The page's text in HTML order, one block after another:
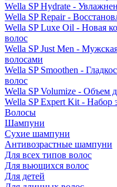
Wella SP Hydrate -
Wella SP Repair -
Wella SP Luxe Oil - Новая
волос
Wella SP Just Men -
волосами
Wella SP Smoothen -
волос
Wella SP Volumize - Объем
Wella SP Expert Kit - Набор
Волосы
Шампуни
Сухие шампуни
Антивозрастные шампуни
Для всех типов волос
Для вьющихся волос
Для детей